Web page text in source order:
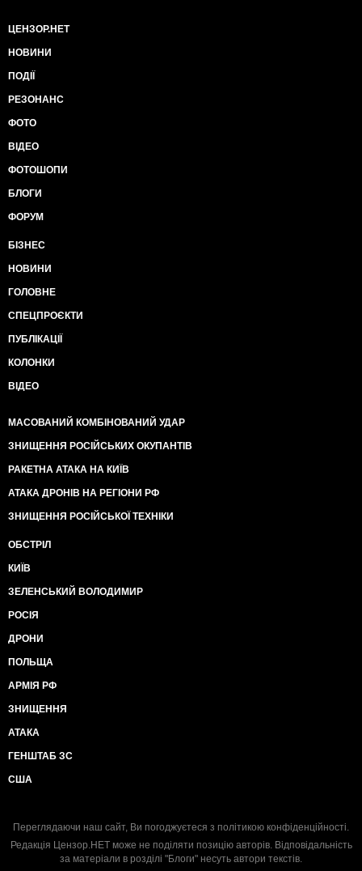
ЦЕНЗОР.НЕТ
НОВИНИ
ПОДІЇ
РЕЗОНАНС
ФОТО
ВІДЕО
ФОТОШОПИ
БЛОГИ
ФОРУМ
БІЗНЕС
НОВИНИ
ГОЛОВНЕ
СПЕЦПРОЄКТИ
ПУБЛІКАЦІЇ
КОЛОНКИ
ВІДЕО
МАСОВАНИЙ КОМБІНОВАНИЙ УДАР
ЗНИЩЕННЯ РОСІЙСЬКИХ ОКУПАНТІВ
РАКЕТНА АТАКА НА КИЇВ
АТАКА ДРОНІВ НА РЕГІОНИ РФ
ЗНИЩЕННЯ РОСІЙСЬКОЇ ТЕХНІКИ
ОБСТРІЛ
КИЇВ
ЗЕЛЕНСЬКИЙ ВОЛОДИМИР
РОСІЯ
ДРОНИ
ПОЛЬЩА
АРМІЯ РФ
ЗНИЩЕННЯ
АТАКА
ГЕНШТАБ ЗС
США
Переглядаючи наш сайт, Ви погоджуєтеся з політикою конфіденційності.
Редакція Цензор.НЕТ може не поділяти позицію авторів. Відповідальність
за матеріали в розділі "Блоги" несуть автори текстів.